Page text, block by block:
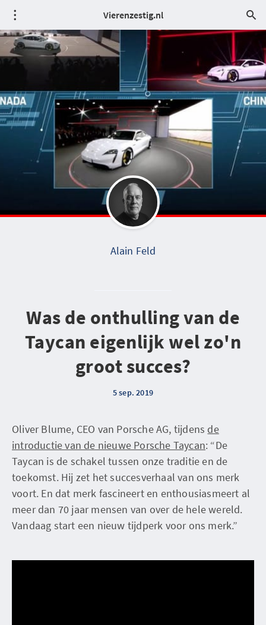
Vierenzestig.nl
Alain Feld
Was de onthulling van de
Taycan eigenlijk wel zo'n
groot succes?
5 sep. 2019
Oliver Blume, CEO van Porsche AG, tijdens de
introductie van de nieuwe Porsche Taycan: “De
Taycan is de schakel tussen onze traditie en de
toekomst. Hij zet het succesverhaal van ons merk
voort. En dat merk fascineert en enthousiasmeert al
meer dan 70 jaar mensen van over de hele wereld.
Vandaag start een nieuw tijdperk voor ons merk.”